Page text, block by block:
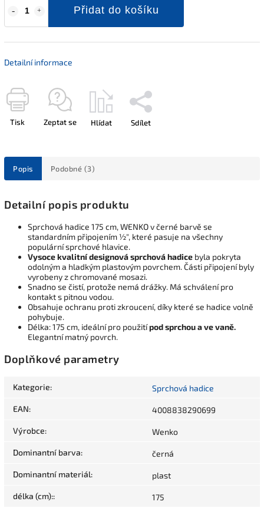
Přidat do košíku
Detailní informace
Tisk Zeptat se Hlídat Sdílet
Popis Podobné (3)
Detailní popis produktu
Sprchová hadice 175 cm, WENKO v černé barvě se
standardním připojením ½", které pasuje na všechny
populární sprchové hlavice.
Vysoce kvalitní designová sprchová hadice byla pokryta
odolným a hladkým plastovým povrchem. Části připojení byly
vyrobeny z chromované mosazi.
Snadno se čistí, protože nemá drážky. Má schválení pro
kontakt s pitnou vodou.
Obsahuje ochranu proti zkroucení, díky které se hadice volně
pohybuje.
Délka: 175 cm, ideální pro použitípod sprchou a ve vaně.
Elegantní matný povrch.
Doplňkové parametry
Kategorie: Sprchová hadice
EAN: 4008838290699
Výrobce: Wenko
Dominantní barva: černá
Dominantní materiál: plast
délka (cm):: 175